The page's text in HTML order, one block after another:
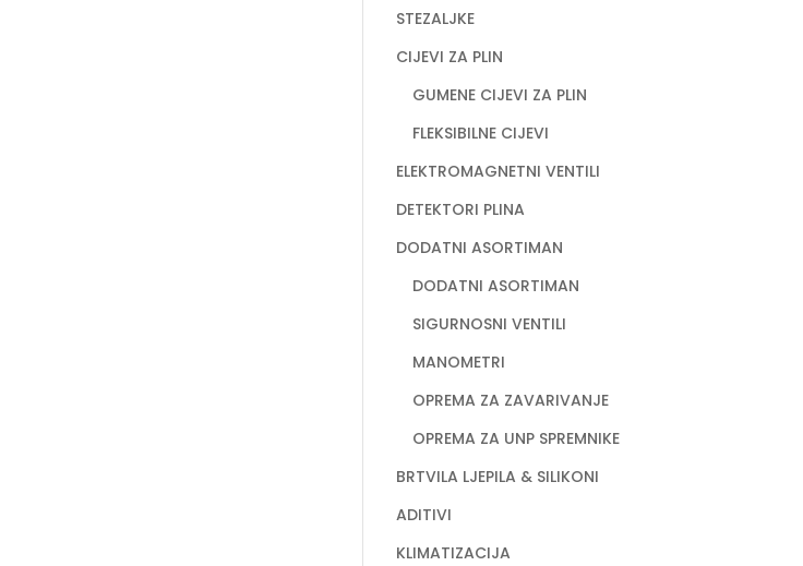
STEZALJKE
CIJEVI ZA PLIN
GUMENE CIJEVI ZA PLIN
FLEKSIBILNE CIJEVI
ELEKTROMAGNETNI VENTILI
DETEKTORI PLINA
DODATNI ASORTIMAN
DODATNI ASORTIMAN
SIGURNOSNI VENTILI
MANOMETRI
OPREMA ZA ZAVARIVANJE
OPREMA ZA UNP SPREMNIKE
BRTVILA LJEPILA & SILIKONI
ADITIVI
KLIMATIZACIJA